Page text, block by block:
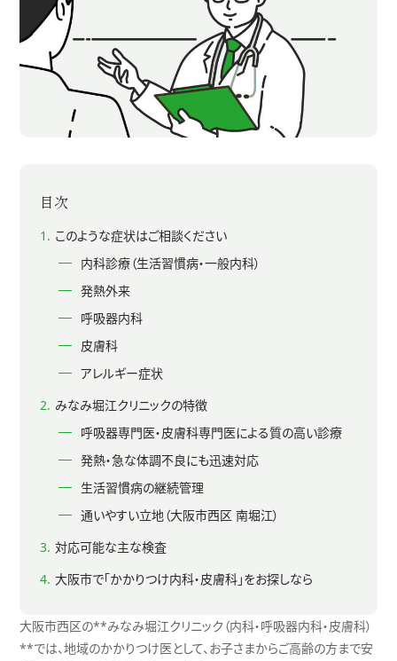
このような症状はご相談ください
内科診療（生活習慣病・一般内科）
発熱外来
呼吸器内科
皮膚科
アレルギー症状
みなみ堀江クリニックの特徴
呼吸器専門医・皮膚科専門医による質の高い診療
発熱・急な体調不良にも迅速対応
生活習慣病の継続管理
通いやすい立地（大阪市西区 南堀江）
対応可能な主な検査
大阪市で「かかりつけ内科・皮膚科」をお探しなら
大阪市西区の**みなみ堀江クリニック（内科・呼吸器内科・皮膚科）
**では、地域のかかりつけ医として、お子さまからご高齢の方まで安